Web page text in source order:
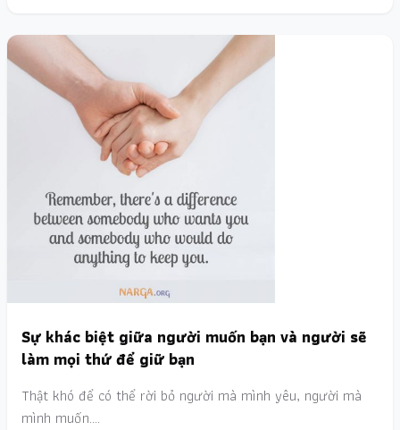
Sự khác biệt giữa người muốn bạn và người sẽ
làm mọi thứ để giữ bạn
Thật khó để có thể rời bỏ người mà mình yêu, người mà
mình muốn.…